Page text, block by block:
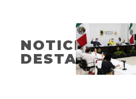
NOTICIAS
DESTACADAS